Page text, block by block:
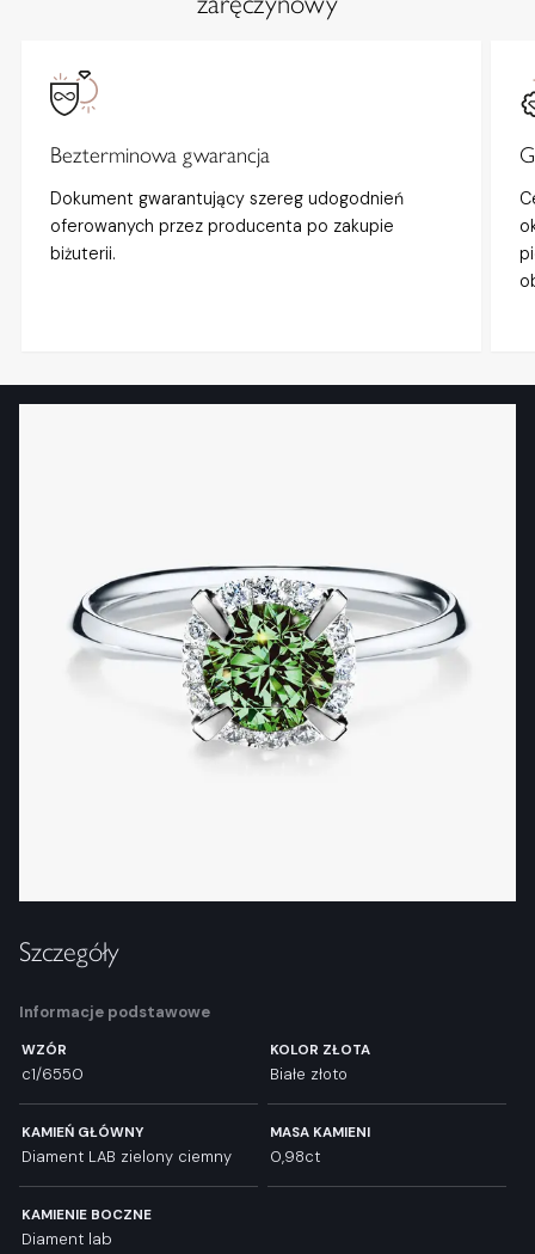
Bezterminowa gwarancja
Dokument gwarantujący szereg udogodnień
oferowanych przez producenta po zakupie
biżuterii.
Szczegóły
Informacje podstawowe
WZÓR
c1/6550
KOLOR ZŁOTA
Białe złoto
KAMIEŃ GŁÓWNY
Diament LAB zielony ciemny
MASA KAMIENI
0,98ct
KAMIENIE BOCZNE
Diament lab